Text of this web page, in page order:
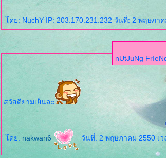
ดย: NuchY IP: 203.170.231.232 วันที่: 2 พฤษภาค
สวัสดียามเย็นละ
ดย: nakwan6 วันที่: 2 พฤษภาคม 2550 เว